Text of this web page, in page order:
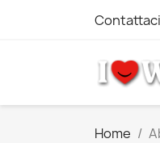
Contattaci
Home